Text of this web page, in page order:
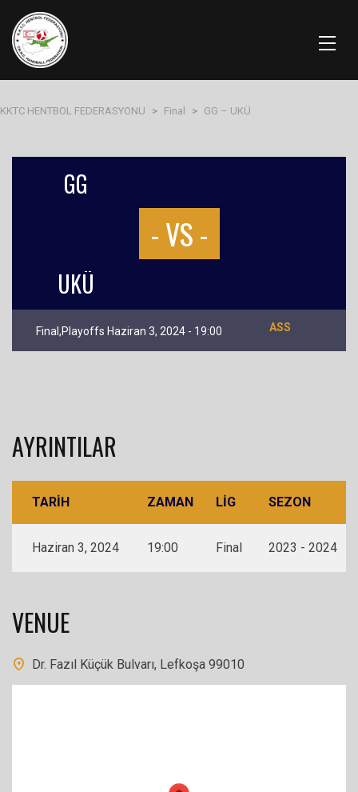
KKTC HENTBOL FEDERASYONU > Final > GG – UKÜ
GG
- VS -
UKÜ
Final,Playoffs Haziran 3, 2024 - 19:00 ASS
AYRINTILAR
TARIH ZAMAN LIG SEZON
Haziran 3, 2024 19:00 Final 2023 - 2024
VENUE
Dr. Fazıl Küçük Bulvarı, Lefkoşa 99010